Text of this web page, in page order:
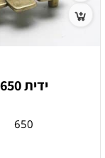
ידית 650
650